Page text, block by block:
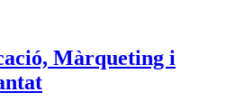
Màrqueting i